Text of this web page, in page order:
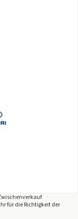
für die Richtigkeit der